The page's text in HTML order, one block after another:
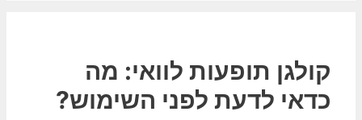
קולגן תופעות לוואי: מה
כדאי לדעת לפני השימוש?